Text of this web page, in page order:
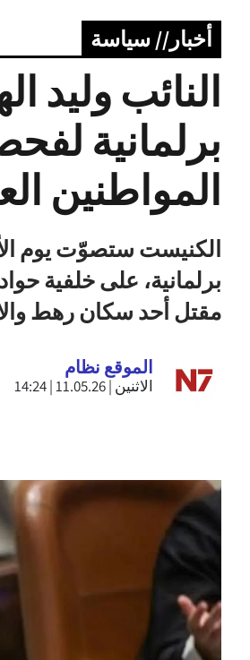
أخبار// سياسة
النائب وليد
برلمانية
المواطنين
الكنيست ستصوّت يوم
برلمانية، على خلفية
مقتل أحد سكان رهط
الموقع نظام
الاثنين | 11.05.26 | 14:24